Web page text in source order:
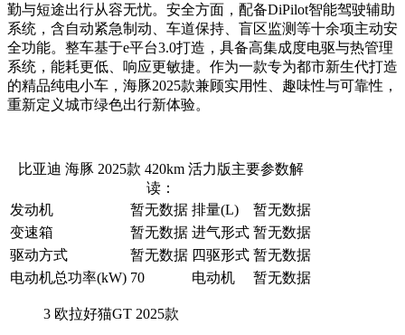
勤与短途出行从容无忧。安全方面，配备DiPilot智能驾驶辅助
系统，含自动紧急制动、车道保持、盲区监测等十余项主动安
全功能。整车基于e平台3.0打造，具备高集成度电驱与热管理
系统，能耗更低、响应更敏捷。作为一款专为都市新生代打造
的精品纯电小车，海豚2025款兼顾实用性、趣味性与可靠性，
重新定义城市绿色出行新体验。
比亚迪 海豚 2025款 420km 活力版主要参数解
读：
发动机
暂无数据 排量(L)
暂无数据
变速箱
暂无数据 进气形式 暂无数据
驱动方式
暂无数据 四驱形式 暂无数据
电动机总功率(kW) 70 电动机 暂无数据
3 欧拉好猫GT 2025款